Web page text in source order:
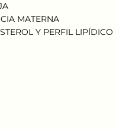
MATERNA
Y PERFIL LIPÍDICO